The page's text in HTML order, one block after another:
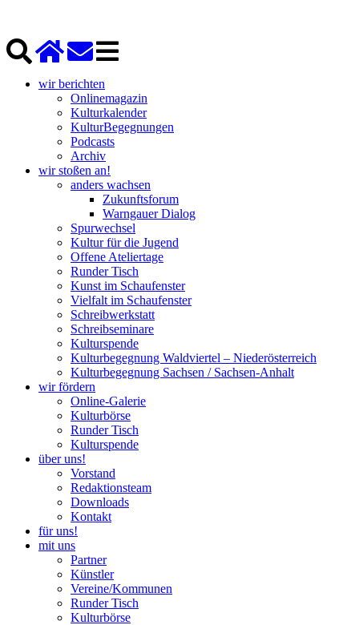
wir berichten
Onlinemagazin
Kulturkalender
KulturBegegnungen
Podcasts
Archiv
wir stoßen an!
anders wachsen
Zukunftsforum
Warngauer Dialog
Spurwechsel
Kultur für die Jugend
Offene Ateliertage
Runder Tisch
Kunst im Schaufenster
Vielfalt im Schaufenster
Schreibwerkstatt
Schreibseminare
Kulturspende
Kulturbegegnung Waldviertel – Niederösterreich
Kulturbegegnung Sachsen / Sachsen-Anhalt
wir fördern
Online-Galerie
Kulturbörse
Runder Tisch
Kulturspende
über uns!
Vorstand
Redaktionsteam
Downloads
Kontakt
für uns!
mit uns
Partner
Künstler
Vereine/Kommunen
Runder Tisch
Kulturbörse